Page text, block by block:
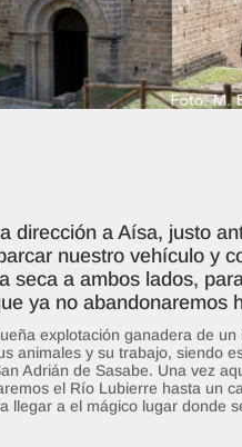
dirección a Aísa, justo
nuestro vehículo y
seca a ambos lados,
ya no
explotación ganadera de un
animales y su trabajo, siendo
Adrián de Sasabe. Una vez
el Río Lubierre hasta un
llegar a el mágico lugar donde